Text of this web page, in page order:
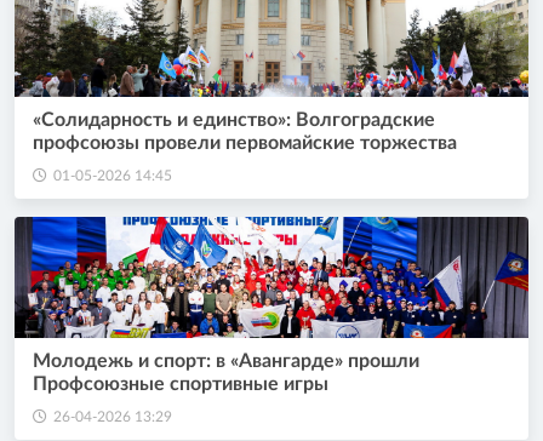
«Солидарность и единство»: Волгоградские
профсоюзы провели первомайские торжества
01-05-2026 14:45
Молодежь и спорт: в «Авангарде» прошли
Профсоюзные спортивные игры
26-04-2026 13:29